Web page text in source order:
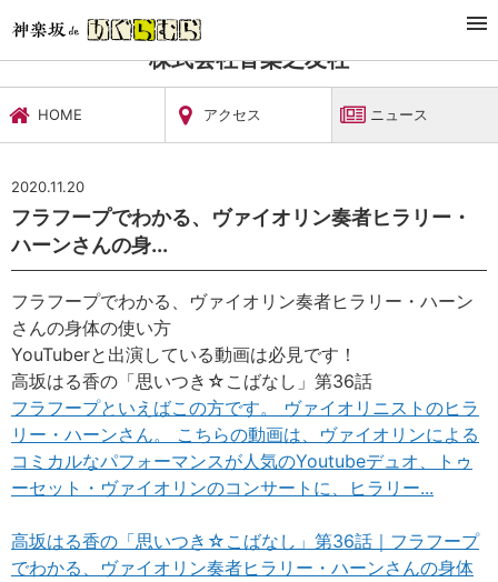
文化施設・ギャラリー
株式会社音楽之友社
HOME アクセス ニュース
2020.11.20
フラフープでわかる、ヴァイオリン奏者ヒラリー・
ハーンさんの身...
フラフープでわかる、ヴァイオリン奏者ヒラリー・ハーン
さんの身体の使い方
YouTuberと出演している動画は必見です！
高坂はる香の「思いつき☆こばなし」第36話
フラフープといえばこの方です。 ヴァイオリニストのヒラ
リー・ハーンさん。 こちらの動画は、ヴァイオリンによる
コミカルなパフォーマンスが人気のYoutubeデュオ、トゥ
ーセット・ヴァイオリンのコンサートに、ヒラリー...
高坂はる香の「思いつき☆こばなし」第36話｜フラフープ
でわかる、ヴァイオリン奏者ヒラリー・ハーンさんの身体